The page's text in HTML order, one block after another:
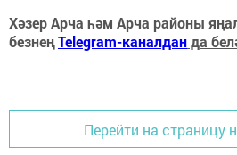
Хәзер Арча һәм Арча районы
безнеңTelegram-каналданда
Перейти на страницу